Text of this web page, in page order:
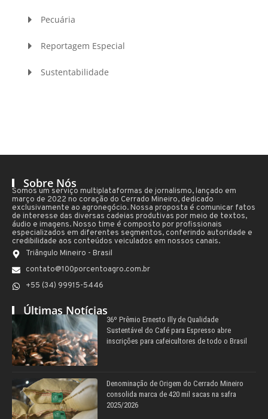
Pecuária
Reportagem Especial
Sustentabilidade
Sobre Nós
Somos um serviço multiplataformas de jornalismo, lançado em
março de 2022 no coração do Cerrado Mineiro, dedicado
exclusivamente ao agronegócio. Nossa proposta é comunicar fatos
de interesse das diversas cadeias produtivas por meio de textos,
áudio e imagens. Nosso time é composto por profissionais
especializados em diferentes segmentos, conferindo autoridade e
credibilidade aos conteúdos veiculados em nossos canais.
Triângulo Mineiro - Brasil
contato@100porcentoagro.com.br
+55 (34) 99915-5446
Últimas Notícias
36º Prêmio Ernesto Illy de Qualidade
Sustentável do Café para Espresso abre
inscrições para cafeicultores de todo o Brasil
Denominação de Origem do Cerrado Mineiro
consolida marca de 420 mil sacas na safra
2025/2026